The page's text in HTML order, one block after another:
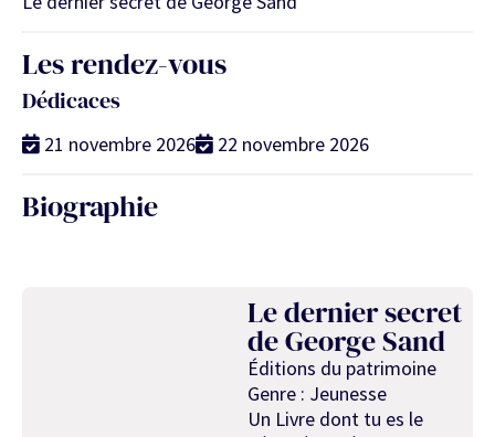
Les rendez-vous
Dédicaces
21 novembre 2026 22 novembre 2026
Biographie
Le dernier secret
de George Sand
Éditions du patrimoine
Genre : Jeunesse
Un Livre dont tu es le